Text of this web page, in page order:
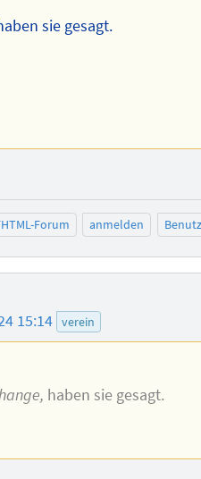
sie gesagt.
Forum anmelden
15:14 verein
haben sie gesagt.